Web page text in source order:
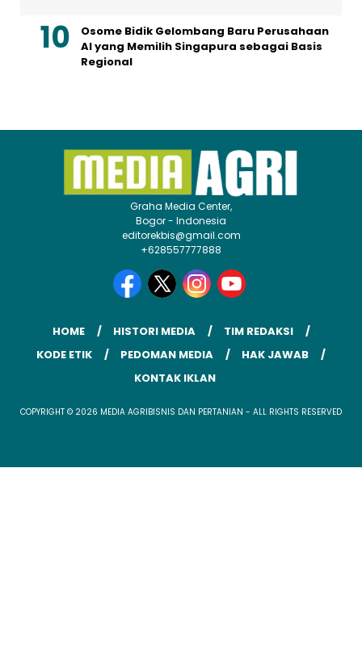
Osome Bidik Gelombang Baru Perusahaan
AI yang Memilih Singapura sebagai Basis
Regional
Graha Media Center,
Bogor - Indonesia
editorekbis@gmail.com
+628557777888
HOME HISTORI MEDIA
TIM REDAKSI
KODE ETIK
PEDOMAN MEDIA
HAK JAWAB
KONTAK IKLAN
COPYRIGHT © 2026 MEDIA AGRIBISNIS DAN PERTANIAN - ALL RIGHTS RESERVED